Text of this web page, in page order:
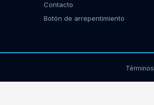
Contacto
Botón de arrepentimiento
Términos